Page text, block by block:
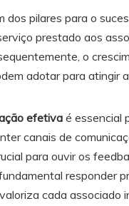
dos pilares para o
prestado aos
o
adotar para atingir
efetiva é essencial
canais de
para ouvir os
responder
cada associado